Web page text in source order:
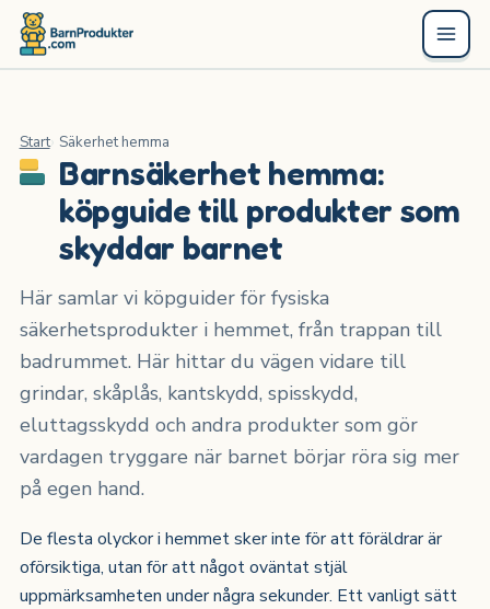
Start Säkerhet hemma
Barnsäkerhet hemma:
köpguide till produkter som
skyddar barnet
Här samlar vi köpguider för fysiska
säkerhetsprodukter i hemmet, från trappan till
badrummet. Här hittar du vägen vidare till
grindar, skåplås, kantskydd, spisskydd,
eluttagsskydd och andra produkter som gör
vardagen tryggare när barnet börjar röra sig mer
på egen hand.
De flesta olyckor i hemmet sker inte för att föräldrar är
oförsiktiga, utan för att något oväntat stjäl
uppmärksamheten under några sekunder. Ett vanligt sätt